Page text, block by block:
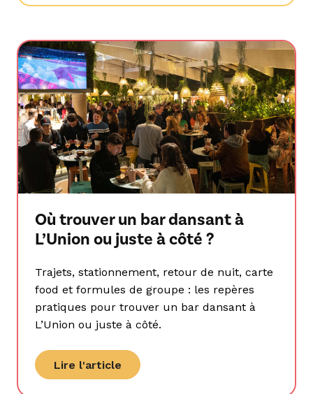
Où trouver un bar dansant à
L’Union ou juste à côté ?
Trajets, stationnement, retour de nuit, carte
food et formules de groupe : les repères
pratiques pour trouver un bar dansant à
L’Union ou juste à côté.
Lire l'article